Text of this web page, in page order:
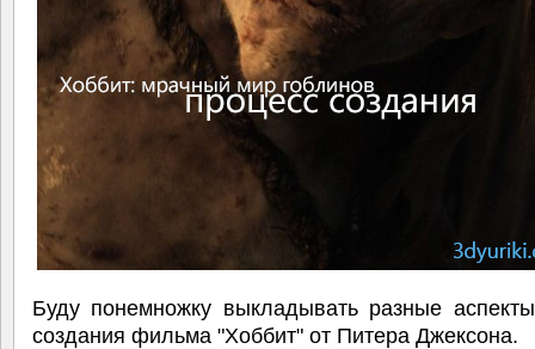
Буду понемножку выкладывать разные
создания фильма "Хоббит" от Питера Джексона.